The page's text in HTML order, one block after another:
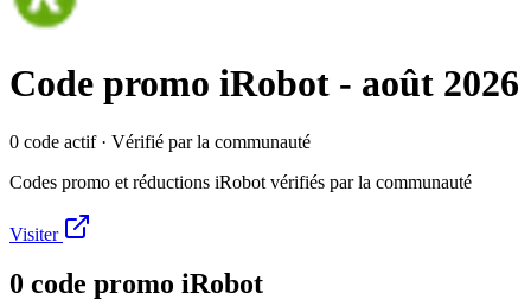
Code promo iRobot - août 2026
0 code actif· Vérifié par la communauté
Codes promo et réductions iRobot vérifiés par la communauté
Visiter
0 code promo iRobot